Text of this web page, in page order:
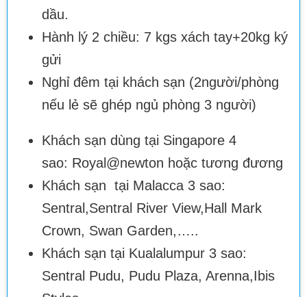
dầu.
Hành lý 2 chiều: 7 kgs xách tay+20kg ký
gửi
Nghỉ đêm tại khách sạn (2người/phòng
nếu lẻ sẽ ghép ngủ phòng 3 người)
Khách sạn dùng tại Singapore 4
sao: Royal@newton hoặc tương đương
Khách sạn tại Malacca 3 sao:
Sentral,Sentral River View,Hall Mark
Crown, Swan Garden,…..
Khách sạn tại Kualalumpur 3 sao:
Sentral Pudu, Pudu Plaza, Arenna,Ibis